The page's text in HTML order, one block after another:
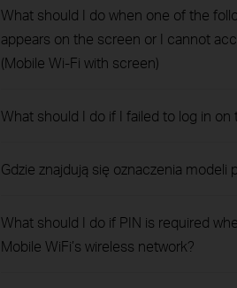
What should I do when one of the
appears on the screen or I cannot
(Mobile Wi-Fi with screen)
What should I do if I failed to log in on
Gdzie znajdują się oznaczenia modeli
What should I do if PIN is required
Mobile WiFi’s wireless network?